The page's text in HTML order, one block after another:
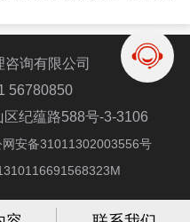
咨询有限公司
56780850
纪蕴路588号-3-3106
网安备31011302003556号